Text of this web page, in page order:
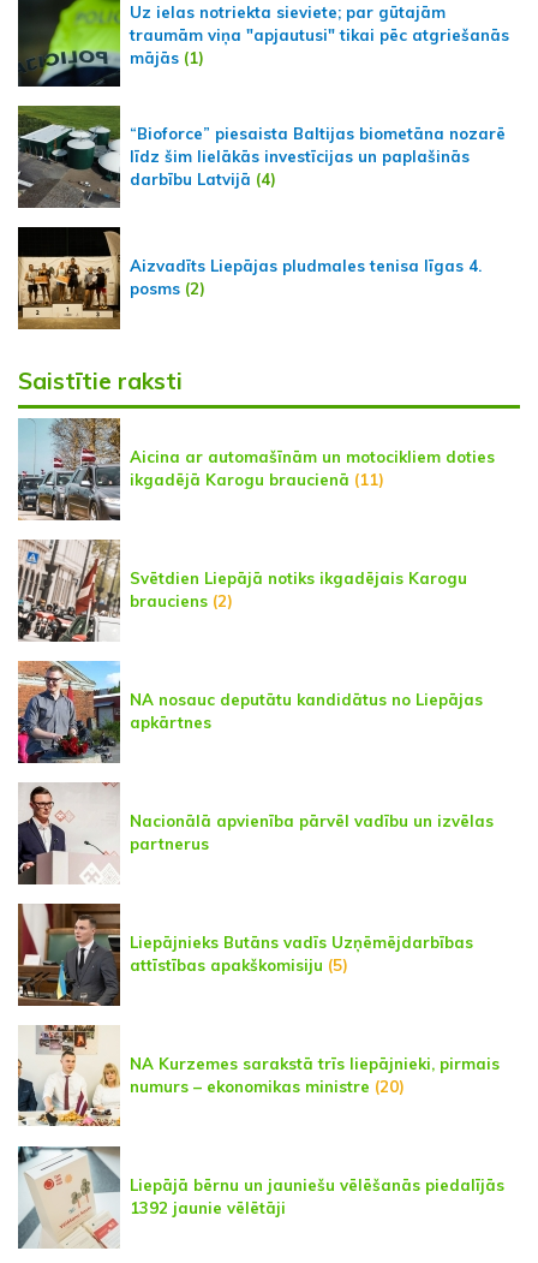
Uz ielas notriekta sieviete; par gūtajām
traumām viņa "apjautusi" tikai pēc atgriešanās
mājās (1)
“Bioforce” piesaista Baltijas biometāna nozarē
līdz šim lielākās investīcijas un paplašinās
darbību Latvijā (4)
Aizvadīts Liepājas pludmales tenisa līgas 4.
posms (2)
Saistītie raksti
Aicina ar automašīnām un motocikliem doties
ikgadējā Karogu braucienā (11)
Svētdien Liepājā notiks ikgadējais Karogu
brauciens (2)
NA nosauc deputātu kandidātus no Liepājas
apkārtnes
Nacionālā apvienība pārvēl vadību un izvēlas
partnerus
Liepājnieks Butāns vadīs Uzņēmējdarbības
attīstības apakškomisiju (5)
NA Kurzemes sarakstā trīs liepājnieki, pirmais
numurs – ekonomikas ministre (20)
Liepājā bērnu un jauniešu vēlēšanās piedalījās
1392 jaunie vēlētāji